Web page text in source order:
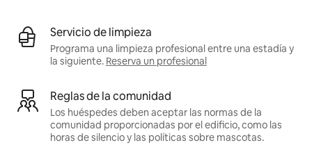
Servicio de limpieza
Programa una limpieza profesional entre una estadía y
la siguiente. Reserva un profesional
Reglas de la comunidad
Los huéspedes deben aceptar las normas de la
comunidad proporcionadas por el edificio, como las
horas de silencio y las políticas sobre mascotas.